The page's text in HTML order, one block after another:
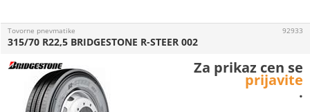
Tovorne pnevmatike
315/70 R22,5 BRIDGESTONE R-STEER 002
92933
Za prikaz cen se
prijavite
.